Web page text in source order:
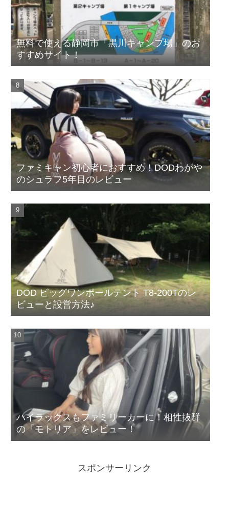
無料で使える静岡市「黒川キャンプ場」のお
すすめサイト！
ファミキャン初心者におすすめ！DODわがや
のシュラフ5年目のレビュー
DOD ビッグワンポールテント T8-200Tのレ
ビューと設営方法♪
ハイラックスもファミリーカーに！相性抜群
の「モトリア」をレビュー！
スポンサーリンク